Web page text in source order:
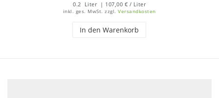
0.2 Liter | 107,00 € / Liter
inkl. ges. MwSt. zzgl.Versandkosten
In den Warenkorb